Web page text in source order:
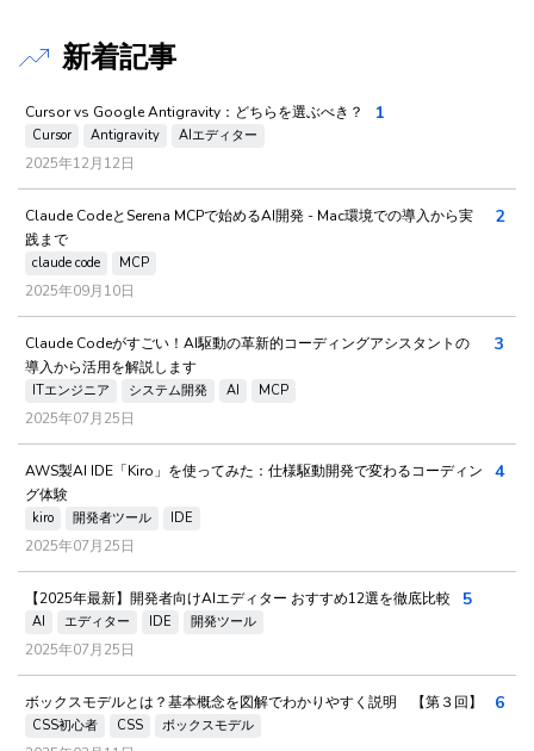
新着記事
Cursor vs Google Antigravity：どちらを選ぶべき？
Cursor Antigravity AIエディター
2025年12月12日
1
Claude CodeとSerena MCPで始めるAI開発 - Mac環境での導入から実
践まで
claude code MCP
2025年09月10日
2
Claude Codeがすごい！AI駆動の革新的コーディングアシスタントの
導入から活用を解説します
ITエンジニア システム開発 AI MCP
2025年07月25日
3
AWS製AI IDE「Kiro」を使ってみた：仕様駆動開発で変わるコーディン
グ体験
kiro 開発者ツール IDE
2025年07月25日
4
【2025年最新】開発者向けAIエディター おすすめ12選を徹底比較
AI エディター IDE 開発ツール
2025年07月25日
5
ボックスモデルとは？基本概念を図解でわかりやすく説明 【第３回】
CSS初心者 CSS ボックスモデル
6